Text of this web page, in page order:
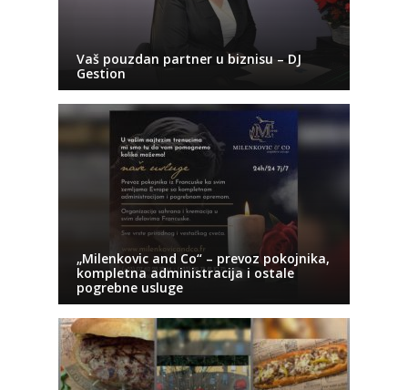
Vaš pouzdan partner u biznisu – DJ
Gestion
„Milenkovic and Co“ – prevoz pokojnika,
kompletna administracija i ostale
pogrebne usluge